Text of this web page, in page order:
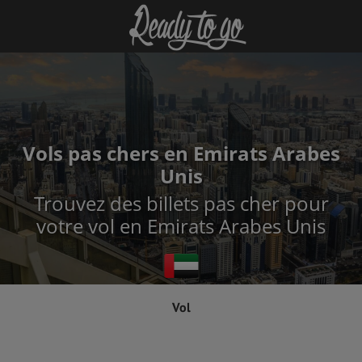
Vols pas chers en Emirats Arabes
Unis
Trouvez des billets pas cher pour
votre vol en Emirats Arabes Unis
Vol